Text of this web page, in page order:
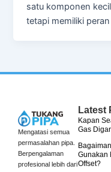
satu komponen
tetapi memiliki
Mengatasi semua
permasalahan pipa.
Berpengalaman
profesional lebih dari
Latest
Kapan
Gas
Gunakan
Offset?